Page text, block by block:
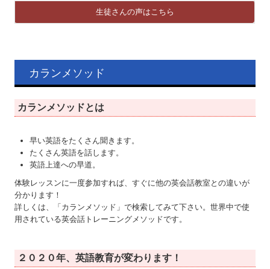
生徒さんの声はこちら
カランメソッド
カランメソッドとは
早い英語をたくさん聞きます。
たくさん英語を話します。
英語上達への早道。
体験レッスンに一度参加すれば、すぐに他の英会話教室との違いが
分かります！
詳しくは、「カランメソッド」で検索してみて下さい。世界中で使
用されている英会話トレーニングメソッドです。
２０２０年、英語教育が変わります！